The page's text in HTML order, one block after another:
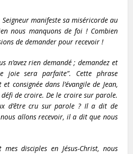
manifeste sa miséricorde au
nous manquons de foi ! Combien
de demander pour recevoir !
n’avez rien demandé ; demandez et
joie sera parfaite”. Cette phrase
consignée dans l’évangile de Jean,
de croire. De le croire sur parole.
d’être cru sur parole ? Il a dit de
allons recevoir, il a dit que nous
disciples en Jésus-Christ, nous